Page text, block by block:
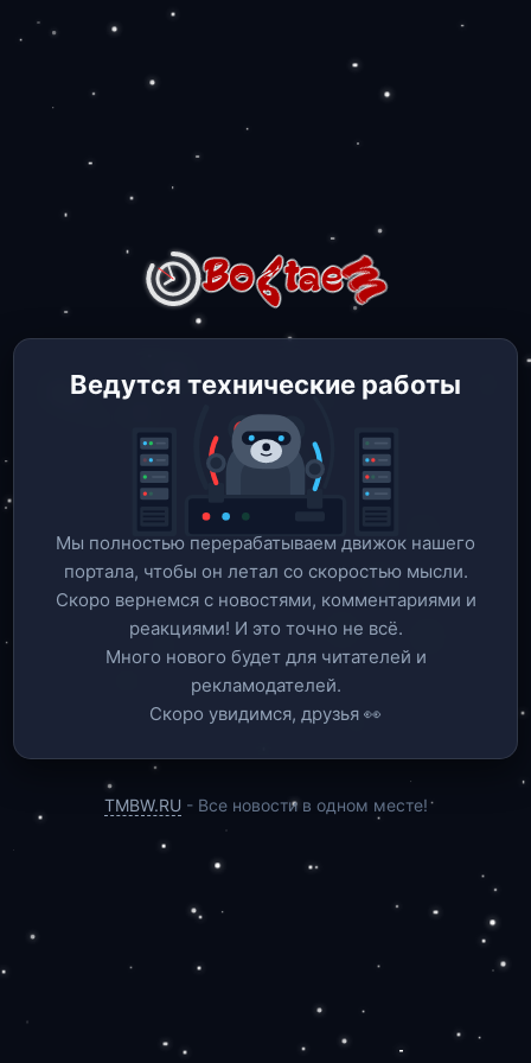
Ведутся технические работы
Мы полностью перерабатываем движок нашего
портала, чтобы он летал со скоростью мысли.
Скоро вернемся c новостями, комментариями и
реакциями! И это точно не всё.
Много нового будет для читателей и
рекламодателей.
Скоро увидимся, друзья 👀
TMBW.RU - Все новости в одном месте!